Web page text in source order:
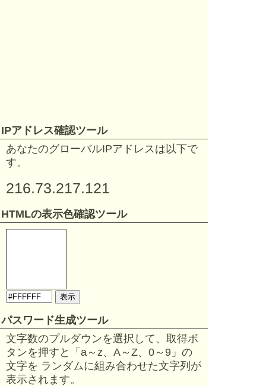
IPアドレス確認ツール
あなたのグローバルIPアドレスは以下で
す。
216.73.217.121
HTMLの表示色確認ツール
パスワード生成ツール
文字数のプルダウンを選択して、取得ボ
タンを押すと「a～z、A～Z、0～9」の
文字を ランダムに組み合わせた文字列が
表示されます。